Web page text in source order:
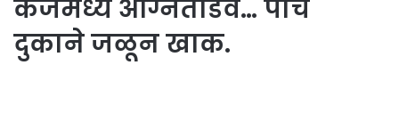
केजमध्ये अग्नितांडव… पाच
दुकाने जळून खाक.